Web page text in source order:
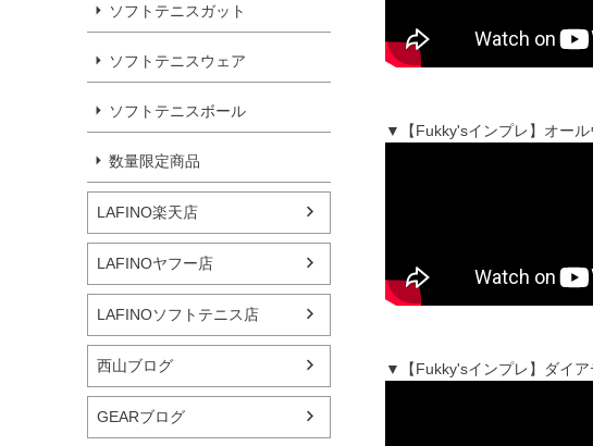
ソフトテニスガット
ソフトテニスウェア
ソフトテニスボール
数量限定商品
LAFINO楽天店
LAFINOヤフー店
LAFINOソフトテニス店
西山ブログ
GEARブログ
▼【Fukky'sインプレ】オール
▼【Fukky'sインプレ】ダイア